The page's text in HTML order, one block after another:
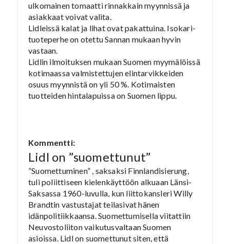
ulkomainen tomaatti rinnakkain myynnissä ja
asiakkaat voivat valita.
Lidleissä kalat ja lihat ovat pakattuina. Isokari-
tuoteperhe on otettu Sannan mukaan hyvin
vastaan.
Lidlin ilmoituksen mukaan Suomen myymälöissä
kotimaassa valmistettujen elintarvikkeiden
osuus myynnistä on yli 50 %. Kotimaisten
tuotteiden hintalapuissa on Suomen lippu.
Kommentti:
Lidl on ”suomettunut”
”Suomettuminen” , saksaksi Finnlandisierung,
tuli poliittiseen kielenkäyttöön alkuaan Länsi-
Saksassa 1960-luvulla, kun liittokansleri Willy
Brandtin vastustajat teilasivat hänen
idänpolitiikkaansa. Suomettumisella viitattiin
Neuvostoliiton vaikutusvaltaan Suomen
asioissa. Lidl on suomettunut siten, että